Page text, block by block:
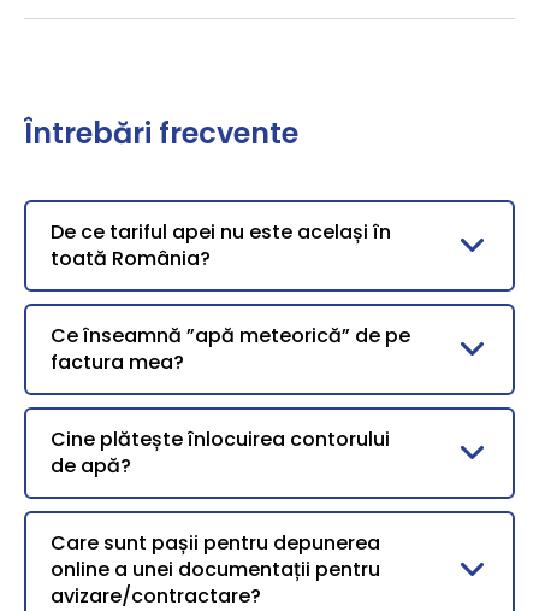
Întrebări frecvente
De ce tariful apei nu este același în
toată România?
Ce înseamnă ”apă meteorică” de pe
factura mea?
Cine plătește înlocuirea contorului
de apă?
Care sunt pașii pentru depunerea
online a unei documentații pentru
avizare/contractare?